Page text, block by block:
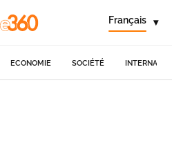
Français ▾
ECONOMIE SOCIÉTÉ